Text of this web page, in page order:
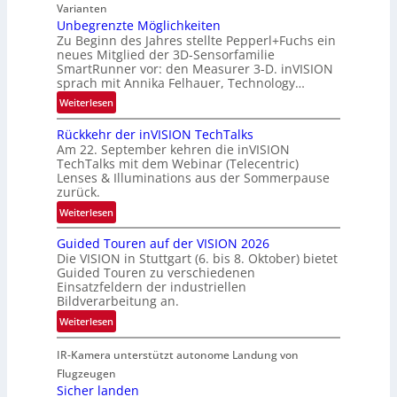
-
u
n
d
R
a
u
m
f
a
h
r
t
t
e
c
h
n
i
k
n
t
n
e
r
s
c
h
a
f
t
i
s
c
h
e
n
4
K
-
M
e
Varianten
Unbegrenzte Möglichkeiten
Zu Beginn des Jahres stellte Pepperl+Fuchs ein
neues Mitglied der 3D-Sensorfamilie
SmartRunner vor: den Measurer 3-D. inVISION
sprach mit Annika Felhauer, Technology…
Weiterlesen:
U
n
b
e
g
r
e
z
t
e
M
ö
g
l
i
c
Rückkehr der inVISION TechTalks
Am 22. September kehren die inVISION
TechTalks mit dem Webinar (Telecentric)
Lenses & Illuminations aus der Sommerpause
zurück.
Weiterlesen:
R
ü
c
k
k
e
h
d
e
Guided Touren auf der VISION 2026
Die VISION in Stuttgart (6. bis 8. Oktober) bietet
Guided Touren zu verschiedenen
Einsatzfeldern der industriellen
Bildverarbeitung an.
Weiterlesen:
G
u
i
d
IR-Kamera unterstützt autonome Landung von
Flugzeugen
Sicher landen